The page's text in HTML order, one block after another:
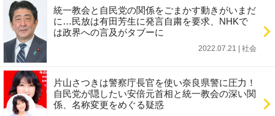
統一教会と自民党の関係をごまかす動きがいまだ
に…民放は有田芳生に発言自粛を要求、NHKで
は政界への言及がタブーに
2022.07.21 | 社会
片山さつきは警察庁長官を使い奈良県警に圧力！
自民党が隠したい安倍元首相と統一教会の深い関
係、名称変更をめぐる疑惑